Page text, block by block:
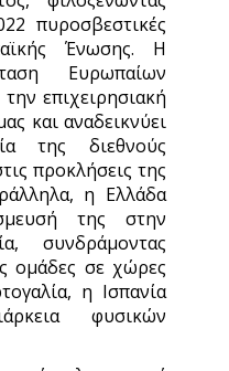
πυροσβεστικές
Ένωσης. Η
Ευρωπαίων
επιχειρησιακή
και αναδεικνύει
της διεθνούς
προκλήσεις της
η Ελλάδα
της στην
συνδράμοντας
ομάδες σε χώρες
η Ισπανία
φυσικών